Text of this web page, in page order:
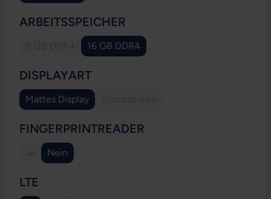
ARBEITSSPEICHER
(Diese Option ist zurzeit nicht verfügbar.)
16 GB DDR4
DISPLAYARTAUSWÄHLEN
Mattes Display
FINGERPRINTREADER
(Diese Option ist zurzeit nicht verfügbar.)
Nein
LTE